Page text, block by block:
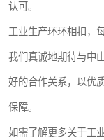
认可。
工业生产环环相扣，
我们真诚地期待与中
好的合作关系，以优
保障。
如需了解更多关于工